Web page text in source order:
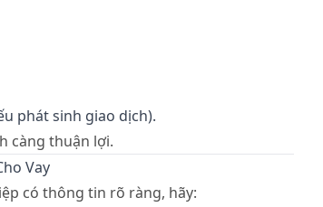
phát sinh giao dịch).
càng thuận lợi.
Vay
có thông tin rõ ràng, hãy: